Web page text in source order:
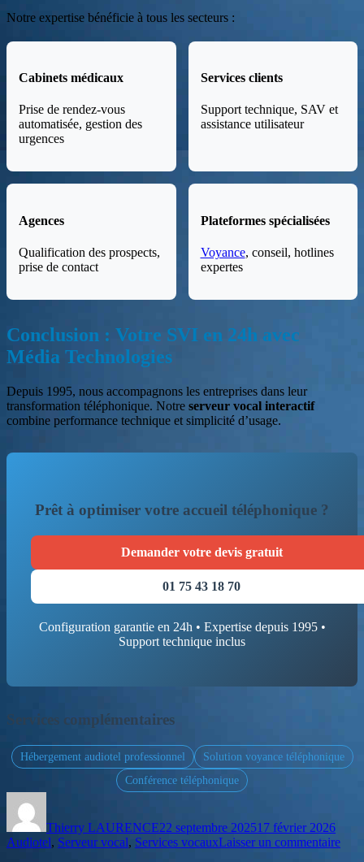
Notre expertise bénéficie à tous les secteurs :
Cabinets médicaux
Prise de rendez-vous
automatisée, gestion des
urgences
Services clients
Support technique, SAV et
assistance utilisateur
Agences
Qualification des prospects,
prise de contact
Plateformes spécialisées
Voyance, conseil, hotlines
expertes
Conclusion : Votre SVI en 24h avec
Média Technologies
Depuis 1995, nous accompagnons les entreprises dans leur
transformation téléphonique. Notre serveur vocal interactif
combine performance technique et simplicité d’usage.
Prêt à optimiser votre accueil téléphonique ?
Demander votre devis gratuit
01 75 43 18 70
Configuration garantie en 24h • Expertise depuis 1995 •
Support technique inclus
Services complémentaires
Hébergement audiotel professionnel
Solution voyance téléphonique
Conférence téléphonique
Thierry LAURENCE22 septembre 202517 février 2026
Audiotel, Serveur vocal, Services vocauxLaisser un commentairesur